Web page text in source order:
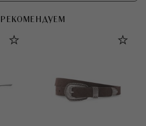
РЕКОМЕНДУЕМ